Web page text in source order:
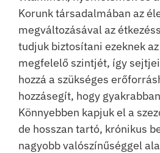
Korunk társadalmában az
megváltozásával az
tudjuk biztosítani ezeknek
megfelelő szintjét, így
hozzá a szükséges
hozzásegít, hogy
Könnyebben kapjuk el a
de hosszan tartó, krónikus
nagyobb valószínűséggel